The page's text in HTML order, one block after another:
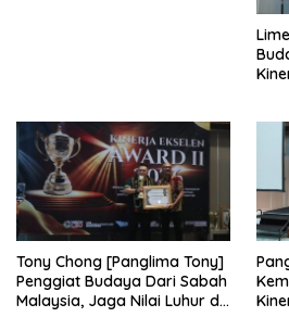
Tony Chong [Panglima Tony]
Penggiat Budaya Dari Sabah
Malaysia, Jaga Nilai Luhur di